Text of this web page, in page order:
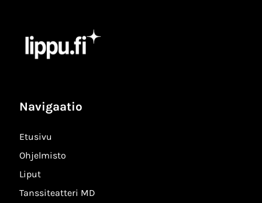
Navigaatio
Etusivu
Ohjelmisto
Liput
Tanssiteatteri MD